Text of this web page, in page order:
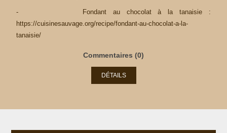
- Fondant au chocolat à la tanaisie :
https://cuisinesauvage.org/recipe/fondant-au-chocolat-a-la-
tanaisie/
Commentaires (0)
DÉTAILS